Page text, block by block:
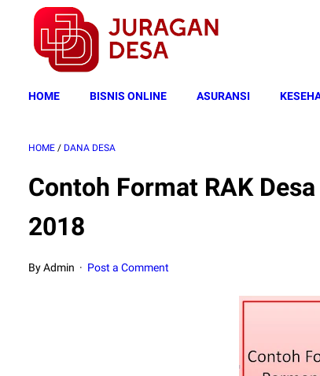
HOME BISNIS ONLINE ASURANSI
HOME / DANA DESA
Contoh Format RAK
2018
By Admin Post a Comment